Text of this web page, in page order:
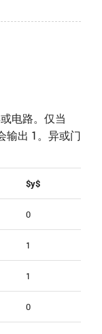
电路。仅当
输出 1。异或门
$y$
0
1
1
0